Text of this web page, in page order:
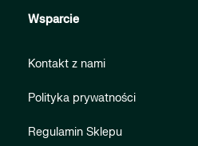
Wsparcie
Kontakt z nami
Polityka prywatności
Regulamin Sklepu